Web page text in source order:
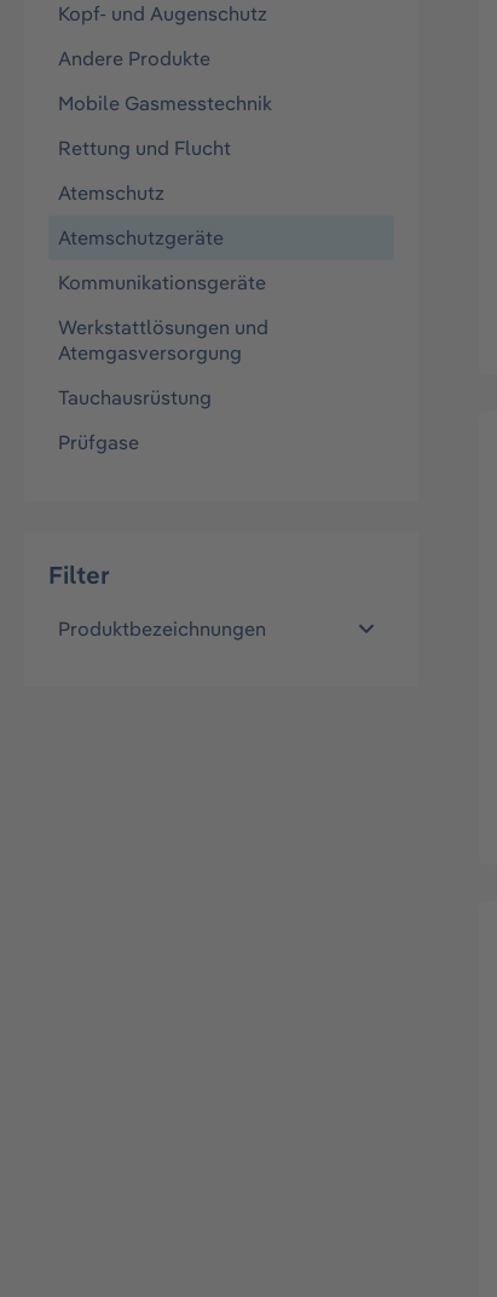
Kopf- und Augenschutz
Andere Produkte
Mobile Gasmesstechnik
Rettung und Flucht
Atemschutz
Atemschutzgeräte
Kommunikationsgeräte
Werkstattlösungen und
Atemgasversorgung
Tauchausrüstung
Prüfgase
Filter
Produktbezeichnungen